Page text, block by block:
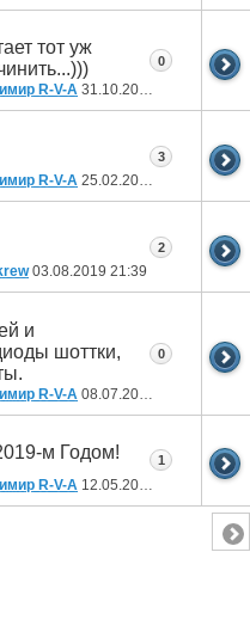
тот уж
R-V-A 31.10.2021
0
R-V-A 25.02.2020
3
03.08.2019 21:39
2
и
шоттки,
R-V-A 08.07.2019
0
м Годом!
R-V-A 12.05.2019
1